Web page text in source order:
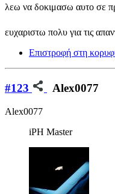
λεω να δοκιμασω αυτο σε
ευχαριστω πολυ για τις
Επιστροφή στη
#123 Alex0077
Alex0077
iPH Master